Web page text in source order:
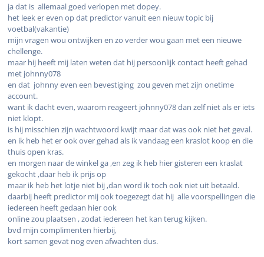
ja dat is allemaal goed verlopen met dopey.
het leek er even op dat predictor vanuit een nieuw topic bij
voetbal(vakantie)
mijn vragen wou ontwijken en zo verder wou gaan met een nieuwe
chellenge.
maar hij heeft mij laten weten dat hij persoonlijk contact heeft gehad
met johnny078
en dat johnny even een bevestiging zou geven met zijn onetime
account.
want ik dacht even, waarom reageert johnny078 dan zelf niet als er iets
niet klopt.
is hij misschien zijn wachtwoord kwijt maar dat was ook niet het geval.
en ik heb het er ook over gehad als ik vandaag een kraslot koop en die
thuis open kras.
en morgen naar de winkel ga ,en zeg ik heb hier gisteren een kraslat
gekocht ,daar heb ik prijs op
maar ik heb het lotje niet bij ,dan word ik toch ook niet uit betaald.
daarbij heeft predictor mij ook toegezegt dat hij alle voorspellingen die
iedereen heeft gedaan hier ook
online zou plaatsen , zodat iedereen het kan terug kijken.
bvd mijn complimenten hierbij,
kort samen gevat nog even afwachten dus.